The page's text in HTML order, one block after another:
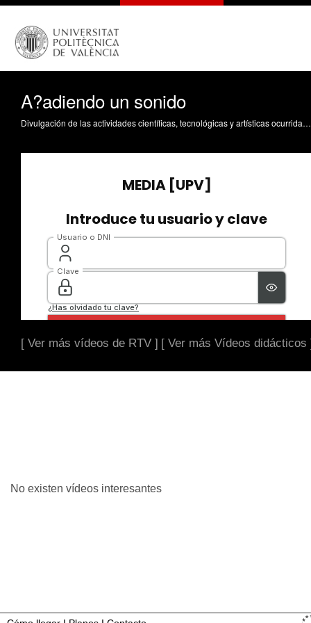
A?adiendo un sonido
Divulgación de las actividades científicas, tecnológicas y artísticas ocurridas en los tres campus de la UPV
[ Ver más vídeos de RTV ] [ Ver más Vídeos didácticos
No existen vídeos interesantes